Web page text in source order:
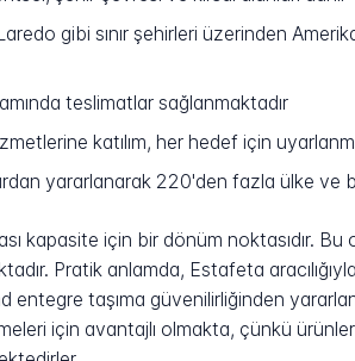
gibi sınır şehirleri üzerinden
teslimatlar sağlanmaktadır
katılım, her hedef için
yararlanarak 220'den fazla ülke ve
kapasite için bir dönüm noktasıdır. Bu
Pratik anlamda, Estafeta
taşıma güvenilirliğinden
için avantajlı olmakta, çünkü